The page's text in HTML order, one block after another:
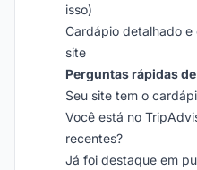
isso)
Cardápio detalhado
site
Perguntas rápidas
Seu site tem o
Você está no
recentes?
Já foi destaque em